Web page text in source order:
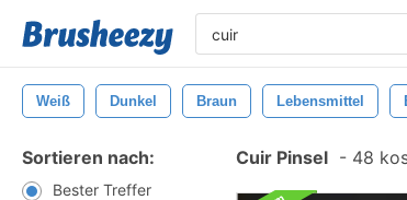
Weiß Dunkel Braun Lebensmittel
Sortieren nach:
Bester Treffer
Cuir Pinsel - 48